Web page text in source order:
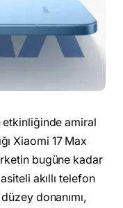
amiral
Xiaomi 17 Max
bugüne kadar
akıllı telefon
donanımı,